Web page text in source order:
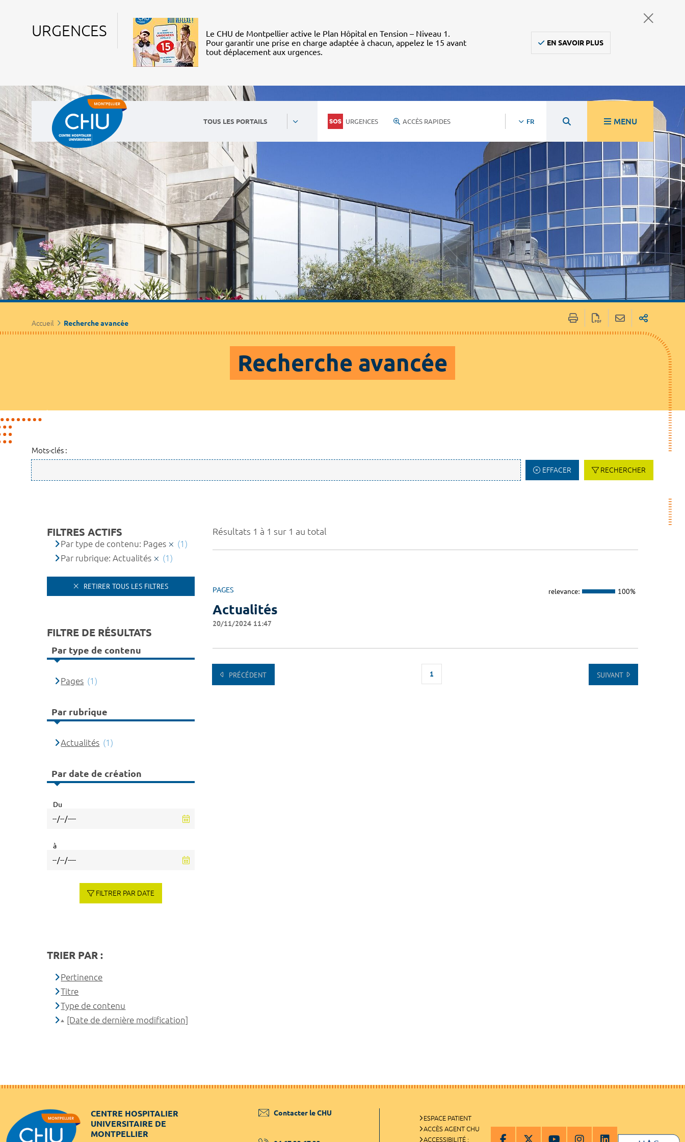
URGENCES
Le CHU de Montpellier active le Plan Hôpital en Tension – Niveau 1.
Pour garantir une prise en charge adaptée à chacun, appelez le 15 avant
tout déplacement aux urgences.
EN SAVOIR PLUS
TOUS LES PORTAILS URGENCES ACCÈS RAPIDES FR MENU
Accueil Recherche avancée
Recherche avancée
Mots-clés :
EFFACER RECHERCHER
Résultats 1 à 1 sur 1 au total
PAGES relevance: 100%
Actualités
20/11/2024 11:47
PRÉCÉDENT 1 SUIVANT
FILTRES ACTIFS
Par type de contenu: Pages
(1)
Par rubrique: Actualités
(1)
RETIRER TOUS LES FILTRES
FILTRE DE RÉSULTATS
Par type de contenu
Pages (1)
Par rubrique
Actualités (1)
Par date de création
Du
à
FILTRER PAR DATE
TRIER PAR :
Pertinence
Titre
Type de contenu
[Date de dernière modification]
CENTRE HOSPITALIER
UNIVERSITAIRE DE
MONTPELLIER
Contacter le CHU
ESPACE PATIENT
ACCÈS AGENT CHU
ACCESSIBILITÉ :